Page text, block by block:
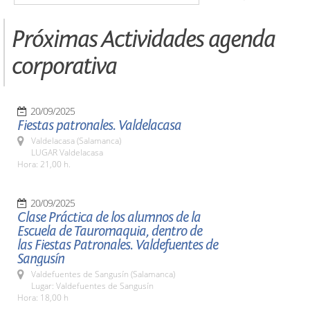
Próximas Actividades agenda
corporativa
20/09/2025
Fiestas patronales. Valdelacasa
Valdelacasa (Salamanca)
LUGAR Valdelacasa
Hora: 21,00 h.
20/09/2025
Clase Práctica de los alumnos de la
Escuela de Tauromaquia, dentro de
las Fiestas Patronales. Valdefuentes de
Sangusín
Valdefuentes de Sangusín (Salamanca)
Lugar: Valdefuentes de Sangusín
Hora: 18,00 h